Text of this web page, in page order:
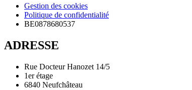
Gestion des cookies
Politique de confidentialité
BE0878680537
ADRESSE
Rue Docteur Hanozet 14/5
1er étage
6840 Neufchâteau